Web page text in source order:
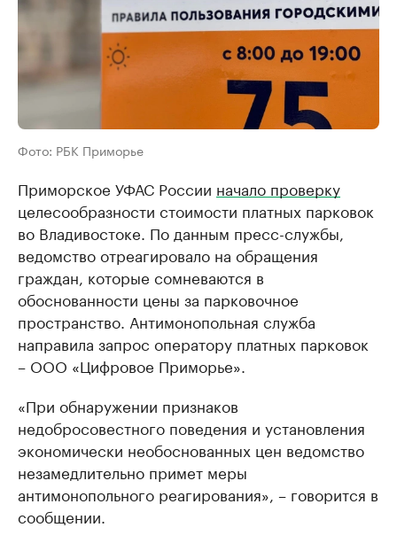
Фото: РБК Приморье
Приморское УФАС России начало проверку
целесообразности стоимости платных парковок
во Владивостоке. По данным пресс-службы,
ведомство отреагировало на обращения
граждан, которые сомневаются в
обоснованности цены за парковочное
пространство. Антимонопольная служба
направила запрос оператору платных парковок
– ООО «Цифровое Приморье».
«При обнаружении признаков
недобросовестного поведения и установления
экономически необоснованных цен ведомство
незамедлительно примет меры
антимонопольного реагирования», – говорится в
сообщении.